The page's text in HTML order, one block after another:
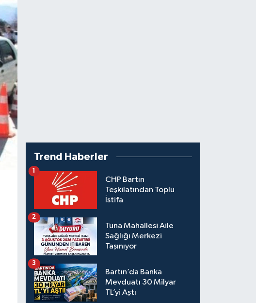
Trend Haberler
CHP Bartın
Teşkilatından Toplu
İstifa
1
Tuna Mahallesi Aile
Sağlığı Merkezi
Taşınıyor
2
Bartın’da Banka
Mevduatı 30 Milyar
TL’yi Aştı
3